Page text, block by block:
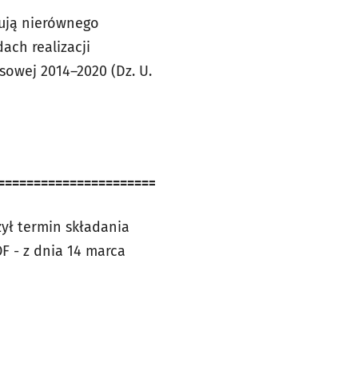
nierównego
realizacji
2014–2020 (Dz. U.
termin składania
- z dnia 14 marca